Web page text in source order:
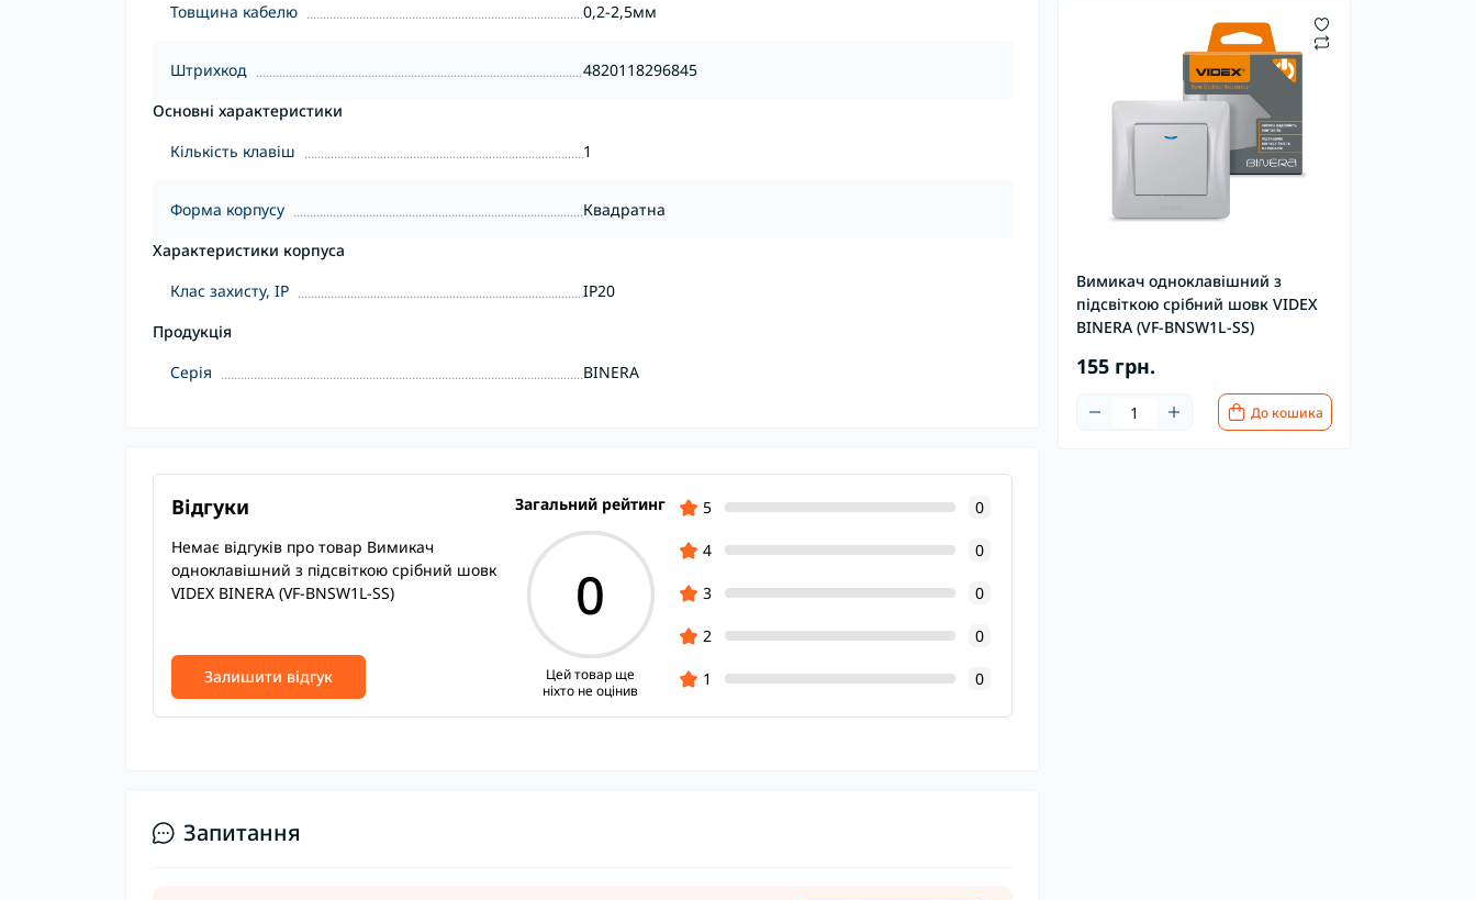
Вимикач одноклавішний з
підсвіткою срібний шовк VIDEX
BINERA (VF-BNSW1L-SS)
155 грн.
До кошика
Товщина кабелю 0,2-2,5мм
Штрихкод
4820118296845
Основні характеристики
Кількість клавіш
1
Форма корпусу
Квадратна
Характеристики корпуса
Клас захисту, IP
IP20
Продукція
Серія
BINERA
Відгуки
Немає відгуків про товар Вимикач
одноклавішний з підсвіткою срібний шовк
VIDEX BINERA (VF-BNSW1L-SS)
Залишити відгук
Загальний рейтинг
0
Цей товар ще
ніхто не оцінив
5 0
4 0
3 0
2 0
1 0
Запитання